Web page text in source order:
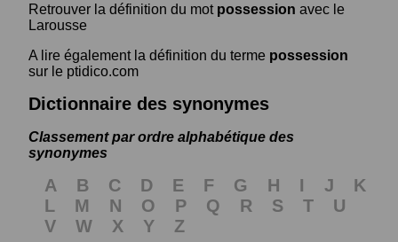
Retrouver la définition du mot possession avec le
Larousse
A lire également la définition du terme possession
sur le ptidico.com
Dictionnaire des synonymes
Classement par ordre alphabétique des
synonymes
A B C D E F G H I J
K
L
M N O P Q R S T
U
V
W X Y
Z